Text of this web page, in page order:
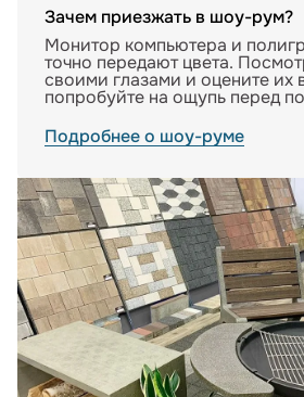
Зачем приезжать в шоу-рум?
Монитор компьютера и
точно передают цвета.
своими глазами и оцените их
попробуйте на ощупь перед
Подробнее о шоу-руме